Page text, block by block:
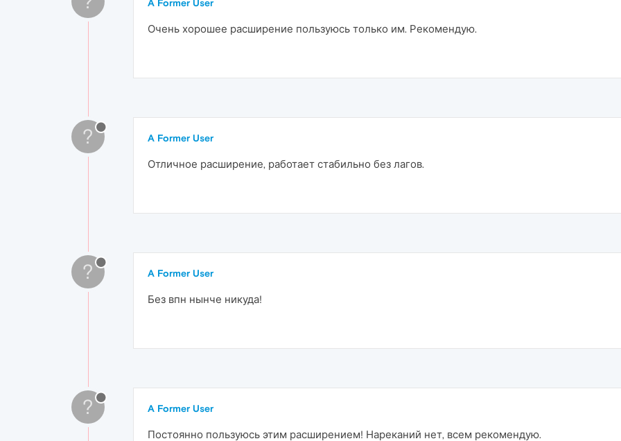
A Former User
Очень хорошее расширение пользуюсь только им. Рекомендую.
? A Former User
Отличное расширение, работает стабильно без лагов.
? A Former User
Без впн нынче никуда!
? A Former User
Постоянно пользуюсь этим расширением! Нареканий нет, всем рекомендую.